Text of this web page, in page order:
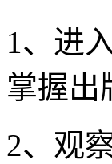
1、进
掌握出
2、观